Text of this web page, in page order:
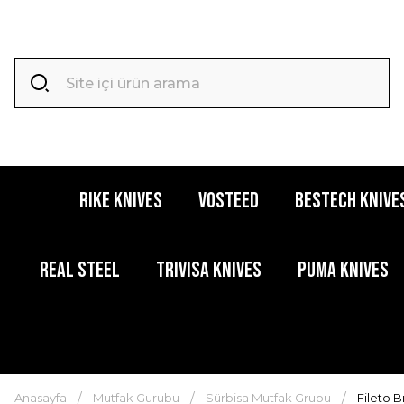
RIKE KNIVES VOSTEED BESTECH
REAL STEEL TRIVISA KNIVES PUMA KNIVES
Anasayfa Mutfak Gurubu Sürbisa Mutfak Grubu Fileto